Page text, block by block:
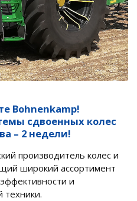
Bohnenkamp!
сдвоенных колес
– 2 недели!
производитель колес и
широкий ассортимент
и
техники.